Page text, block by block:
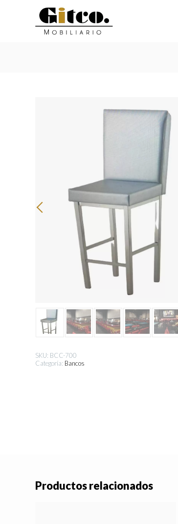
SKU: BCC-700
Categoría: Bancos
Productos relacionados